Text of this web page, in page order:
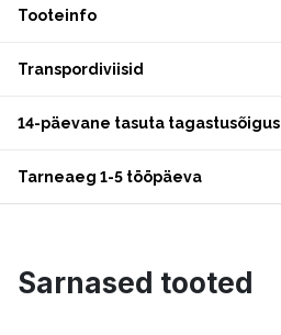
Tooteinfo
Transpordiviisid
14-päevane tasuta tagastusõigus
Tarneaeg 1-5 tööpäeva
Sarnased tooted